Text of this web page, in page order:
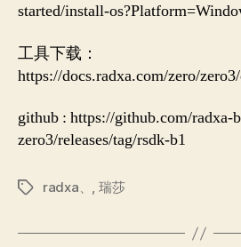
started/install-
工具下载：
https://docs.radxa.com/zero/
github : https://github.com/radxa-
zero3/releases/tag/rsdk-b1
Tagsradxa、 , 瑞莎